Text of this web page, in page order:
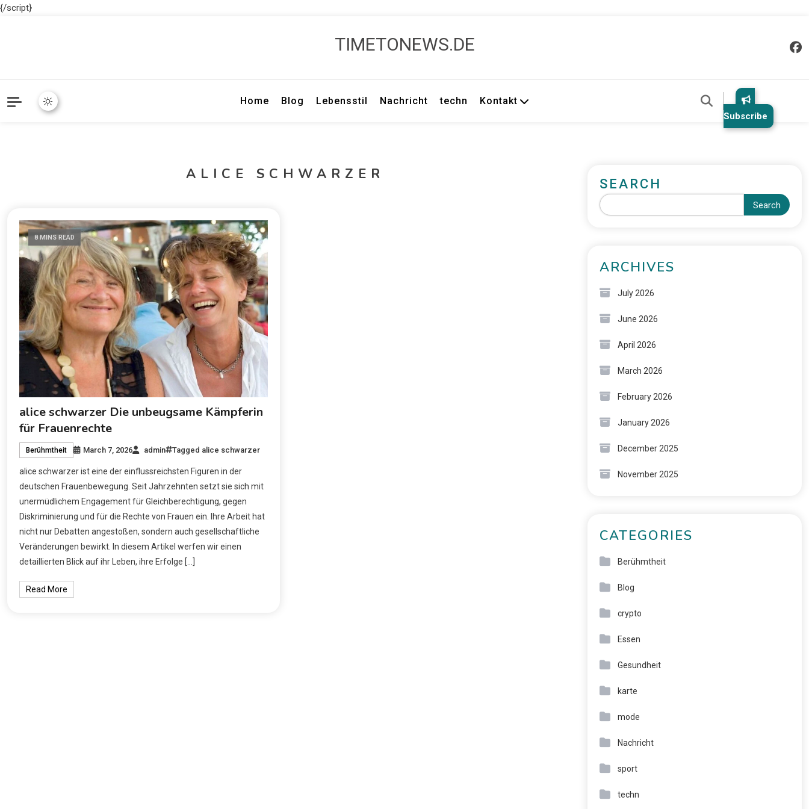
{/script}
TIMETONEWS.DE
Home Blog Lebensstil Nachricht techn Kontakt
Subscribe
ALICE SCHWARZER
8 MINS READ
alice schwarzer Die unbeugsame Kämpferin
für Frauenrechte
Berühmtheit March 7, 2026 admin Tagged alice schwarzer
alice schwarzer ist eine der einflussreichsten Figuren in der
deutschen Frauenbewegung. Seit Jahrzehnten setzt sie sich mit
unermüdlichem Engagement für Gleichberechtigung, gegen
Diskriminierung und für die Rechte von Frauen ein. Ihre Arbeit hat
nicht nur Debatten angestoßen, sondern auch gesellschaftliche
Veränderungen bewirkt. In diesem Artikel werfen wir einen
detaillierten Blick auf ihr Leben, ihre Erfolge […]
Read More
SEARCH
Search
ARCHIVES
July 2026
June 2026
April 2026
March 2026
February 2026
January 2026
December 2025
November 2025
CATEGORIES
Berühmtheit
Blog
crypto
Essen
Gesundheit
karte
mode
Nachricht
sport
techn